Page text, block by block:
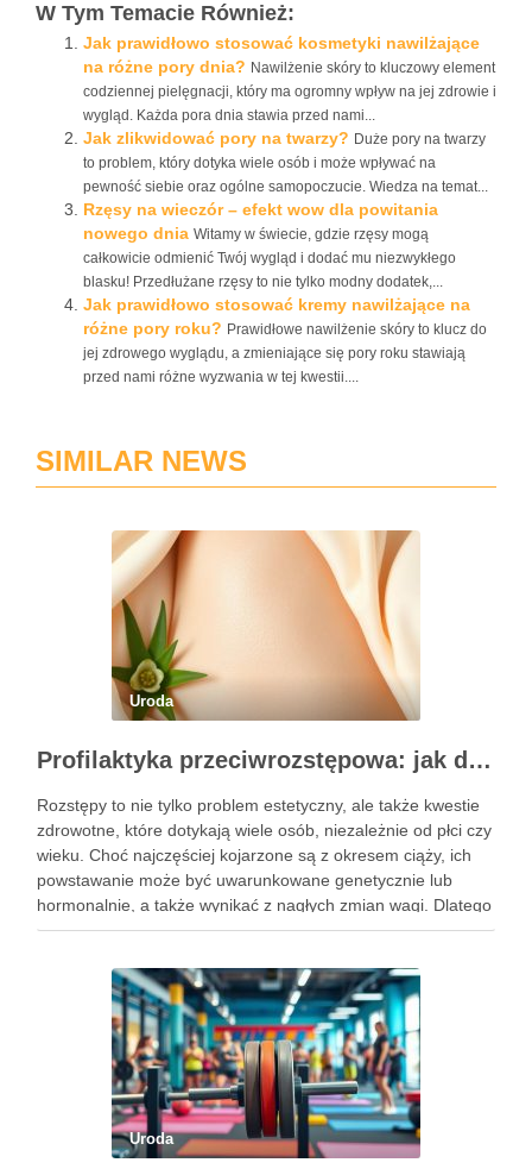
W Tym Temacie Również:
Jak prawidłowo stosować kosmetyki nawilżające
na różne pory dnia? Nawilżenie skóry to kluczowy element
codziennej pielęgnacji, który ma ogromny wpływ na jej zdrowie i
wygląd. Każda pora dnia stawia przed nami...
Jak zlikwidować pory na twarzy? Duże pory na twarzy
to problem, który dotyka wiele osób i może wpływać na
pewność siebie oraz ogólne samopoczucie. Wiedza na temat...
Rzęsy na wieczór – efekt wow dla powitania
nowego dnia Witamy w świecie, gdzie rzęsy mogą
całkowicie odmienić Twój wygląd i dodać mu niezwykłego
blasku! Przedłużane rzęsy to nie tylko modny dodatek,...
Jak prawidłowo stosować kremy nawilżające na
różne pory roku? Prawidłowe nawilżenie skóry to klucz do
jej zdrowego wyglądu, a zmieniające się pory roku stawiają
przed nami różne wyzwania w tej kwestii....
SIMILAR NEWS
Uroda
Profilaktyka przeciwrozstępowa: jak dbać o skórę skutecznie?
Rozstępy to nie tylko problem estetyczny, ale także kwestie
zdrowotne, które dotykają wiele osób, niezależnie od płci czy
wieku. Choć najczęściej kojarzone są z okresem ciąży, ich
powstawanie może być uwarunkowane genetycznie lub
hormonalnie, a także wynikać z nagłych zmian wagi. Dlatego
kluczowe jest, aby już od najmłodszych lat zadbać …
Uroda